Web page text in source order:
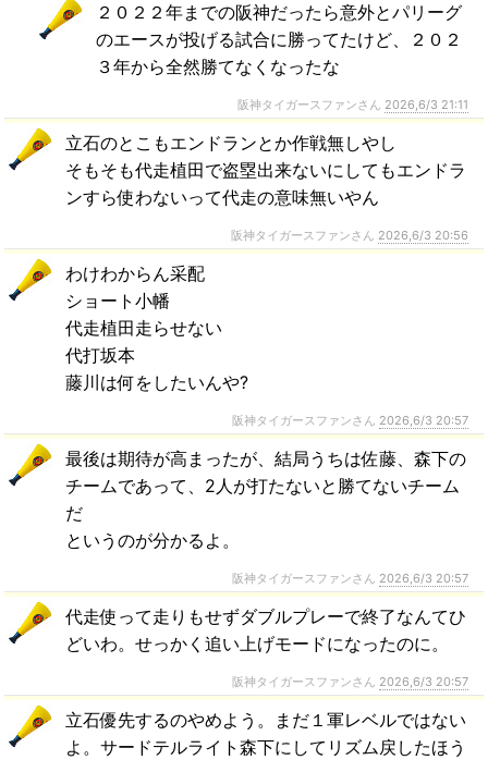
２０２２年までの阪神だったら意外とパリーグ
のエースが投げる試合に勝ってたけど、２０２
３年から全然勝てなくなったな
阪神タイガースファンさん 2026,6/3 21:11
立石のとこもエンドランとか作戦無しやし
そもそも代走植田で盗塁出来ないにしてもエンドラ
ンすら使わないって代走の意味無いやん
阪神タイガースファンさん 2026,6/3 20:56
わけわからん采配
ショート小幡
代走植田走らせない
代打坂本
藤川は何をしたいんや?
阪神タイガースファンさん 2026,6/3 20:57
最後は期待が高まったが、結局うちは佐藤、森下の
チームであって、2人が打たないと勝てないチーム
だ
というのが分かるよ。
阪神タイガースファンさん 2026,6/3 20:57
代走使って走りもせずダブルプレーで終了なんてひ
どいわ。せっかく追い上げモードになったのに。
阪神タイガースファンさん 2026,6/3 20:57
立石優先するのやめよう。まだ１軍レベルではない
よ。サードテルライト森下にしてリズム戻したほう